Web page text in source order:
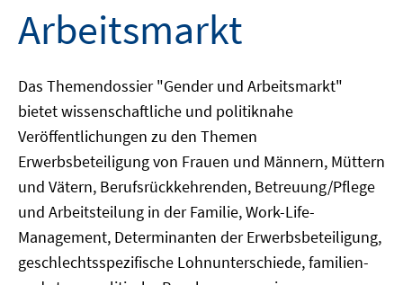
Arbeitsmarkt
Das Themendossier "Gender und Arbeitsmarkt"
bietet wissenschaftliche und politiknahe
Veröffentlichungen zu den Themen
Erwerbsbeteiligung von Frauen und Männern, Müttern
und Vätern, Berufsrückkehrenden, Betreuung/Pflege
und Arbeitsteilung in der Familie, Work-Life-
Management, Determinanten der Erwerbsbeteiligung,
geschlechtsspezifische Lohnunterschiede, familien-